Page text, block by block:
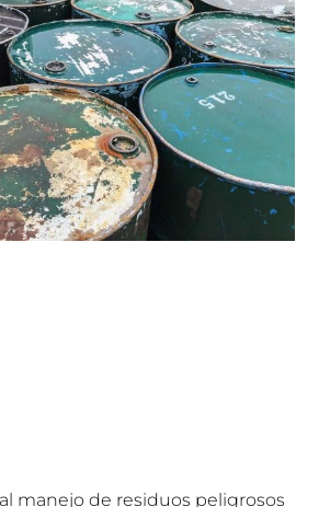
manejo de residuos peligrosos